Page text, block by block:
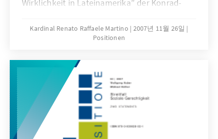
Wirklichkeit in Lateinamerika” der Konrad-
Quito, Ecuador
Kardinal Renato Raffaele Martino
2007년 11월 26일
Positionen